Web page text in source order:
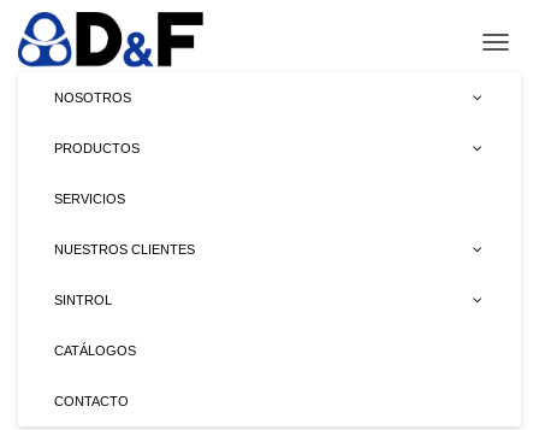
NOSOTROS
PRODUCTOS
SERVICIOS
NUESTROS CLIENTES
SINTROL
CATÁLOGOS
CONTACTO